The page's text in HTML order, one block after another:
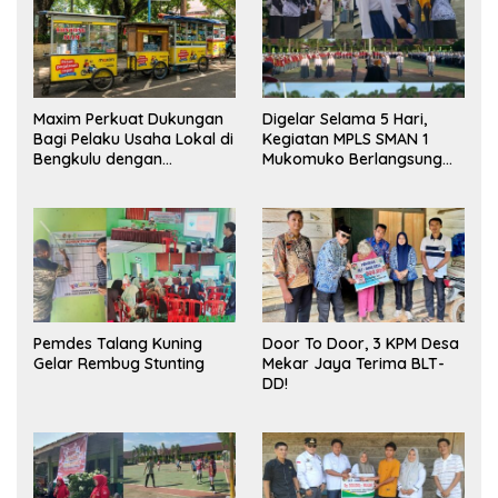
Maxim Perkuat Dukungan
Bagi Pelaku Usaha Lokal di
Bengkulu dengan
Pasar
Digelar Selama 5 Hari,
Kegiatan MPLS SMAN 1
Mukomuko Berlangsung
Pemdes Talang Kuning
Gelar Rembug Stunting
Door To Door, 3 KPM Desa
Mekar Jaya Terima BLT-
DD!